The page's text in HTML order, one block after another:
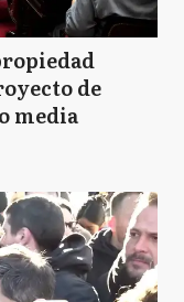
de
media